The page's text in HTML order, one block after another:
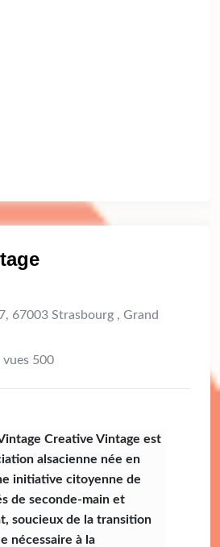
67003 Strasbourg , Grand
vues 500
Creative Vintage est
alsacienne née en
initiative citoyenne de
de seconde-main et
soucieux de la transition
nécessaire à la